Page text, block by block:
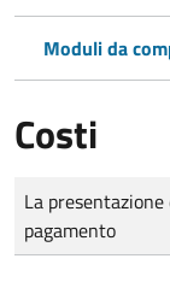
Moduli da
Costi
Tipo di pagamento
Importo
La
pagamento